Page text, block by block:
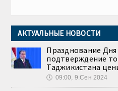
АКТУАЛЬНЫЕ НОВОСТИ
Празднование
подтверждение
Таджикистана
🕔 09:00, 9.Сен 2024